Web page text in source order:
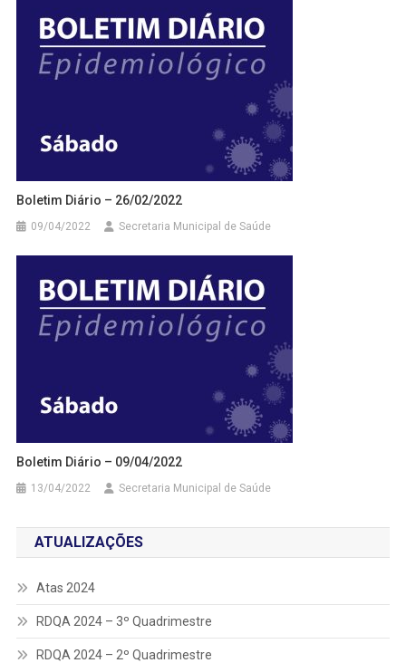
Boletim Diário – 26/02/2022
09/04/2022 Secretaria Municipal de Saúde
Boletim Diário – 09/04/2022
13/04/2022 Secretaria Municipal de Saúde
ATUALIZAÇÕES
Atas 2024
RDQA 2024 – 3º Quadrimestre
RDQA 2024 – 2º Quadrimestre